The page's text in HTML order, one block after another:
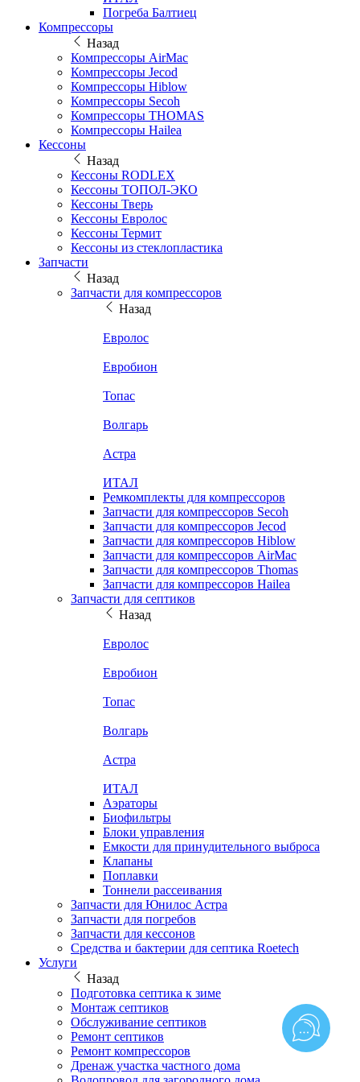
Погреба Балтиец
Компрессоры
Назад
Компрессоры AirMac
Компрессоры Jecod
Компрессоры Hiblow
Компрессоры Secoh
Компрессоры THOMAS
Компрессоры Hailea
Кессоны
Назад
Кессоны RODLEX
Кессоны ТОПОЛ-ЭКО
Кессоны Тверь
Кессоны Евролос
Кессоны Термит
Кессоны из стеклопластика
Запчасти
Назад
Запчасти для компрессоров
Назад
Евролос
Евробион
Топас
Волгарь
Астра
ИТАЛ
Ремкомплекты для компрессоров
Запчасти для компрессоров Secoh
Запчасти для компрессоров Jecod
Запчасти для компрессоров Hiblow
Запчасти для компрессоров AirMac
Запчасти для компрессоров Thomas
Запчасти для компрессоров Hailea
Запчасти для септиков
Назад
Евролос
Евробион
Топас
Волгарь
Астра
ИТАЛ
Аэраторы
Биофильтры
Блоки управления
Емкости для принудительного выброса
Клапаны
Поплавки
Тоннели рассеивания
Запчасти для Юнилос Астра
Запчасти для погребов
Запчасти для кессонов
Средства и бактерии для септика Roetech
Услуги
Назад
Подготовка септика к зиме
Монтаж септиков
Обслуживание септиков
Ремонт септиков
Ремонт компрессоров
Дренаж участка частного дома